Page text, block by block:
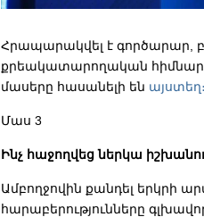
Հրապարակվել է գործարար,
քրեակատարողական
մասերը հասանելի են այստեղ։
Մաս 3
Ինչ հաջողվեց ներկա
Ամբողջովին քանդել երկրի
հարաբերությունները